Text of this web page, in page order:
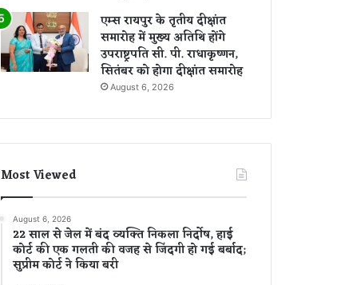
एम्स रायपुर के तृतीय दीक्षांत
समारोह में मुख्य अतिथि होंगे
उपराष्ट्रपति सी. पी. राधाकृष्णन,
सितंबर को होगा दीक्षांत समारोह
August 6, 2026
Most Viewed
August 6, 2026
22 साल से जेल में बंद व्यक्ति निकला निर्दोष, हाई
कोर्ट की एक गलती की वजह से जिंदगी हो गई बर्बाद;
सुप्रीम कोर्ट ने किया बरी